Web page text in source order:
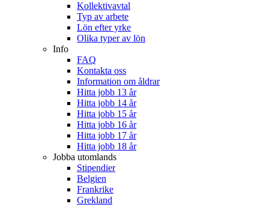
Kollektivavtal
Typ av arbete
Lön efter yrke
Olika typer av lön
Info
FAQ
Kontakta oss
Information om åldrar
Hitta jobb 13 år
Hitta jobb 14 år
Hitta jobb 15 år
Hitta jobb 16 år
Hitta jobb 17 år
Hitta jobb 18 år
Jobba utomlands
Stipendier
Belgien
Frankrike
Grekland